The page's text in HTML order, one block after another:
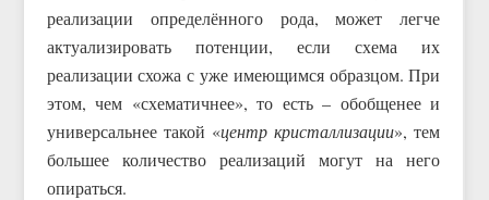
реализации определённого рода, может легче
актуализировать потенции, если схема их
реализации схожа с уже имеющимся образцом. При
этом, чем «схематичнее», то есть – обобщенее и
универсальнее такой «центр кристаллизации», тем
большее количество реализаций могут на него
опираться.